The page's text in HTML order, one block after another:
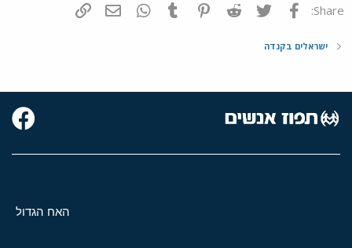
Share: פייסבוק Twitter
Reddit
Pinterest
Tumblr
WhatsAppדואר אלקטרוני
ישראלים בקנדה
האח הגדול